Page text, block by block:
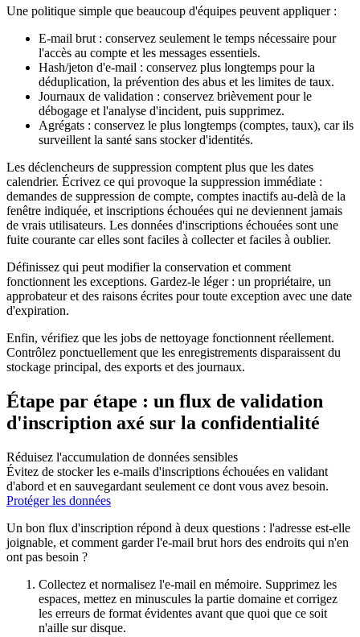
Une politique simple que beaucoup d'équipes peuvent appliquer :
E-mail brut : conservez seulement le temps nécessaire pour
l'accès au compte et les messages essentiels.
Hash/jeton d'e-mail : conservez plus longtemps pour la
déduplication, la prévention des abus et les limites de taux.
Journaux de validation : conservez brièvement pour le
débogage et l'analyse d'incident, puis supprimez.
Agrégats : conservez le plus longtemps (comptes, taux), car ils
surveillent la santé sans stocker d'identités.
Les déclencheurs de suppression comptent plus que les dates
calendrier. Écrivez ce qui provoque la suppression immédiate :
demandes de suppression de compte, comptes inactifs au-delà de la
fenêtre indiquée, et inscriptions échouées qui ne deviennent jamais
de vrais utilisateurs. Les données d'inscriptions échouées sont une
fuite courante car elles sont faciles à collecter et faciles à oublier.
Définissez qui peut modifier la conservation et comment
fonctionnent les exceptions. Gardez-le léger : un propriétaire, un
approbateur et des raisons écrites pour toute exception avec une date
d'expiration.
Enfin, vérifiez que les jobs de nettoyage fonctionnent réellement.
Contrôlez ponctuellement que les enregistrements disparaissent du
stockage principal, des exports et des journaux.
Étape par étape : un flux de validation
d'inscription axé sur la confidentialité
Réduisez l'accumulation de données sensibles
Évitez de stocker les e-mails d'inscriptions échouées en validant
d'abord et en sauvegardant seulement ce dont vous avez besoin.
Protéger les données
Un bon flux d'inscription répond à deux questions : l'adresse est-elle
joignable, et comment garder l'e-mail brut hors des endroits qui n'en
ont pas besoin ?
Collectez et normalisez l'e-mail en mémoire. Supprimez les
espaces, mettez en minuscules la partie domaine et corrigez
les erreurs de format évidentes avant que quoi que ce soit
n'aille sur disque.